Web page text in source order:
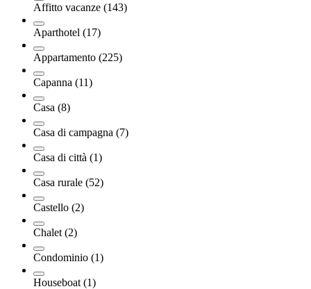
Affitto vacanze (143)
Aparthotel (17)
Appartamento (225)
Capanna (11)
Casa (8)
Casa di campagna (7)
Casa di città (1)
Casa rurale (52)
Castello (2)
Chalet (2)
Condominio (1)
Houseboat (1)